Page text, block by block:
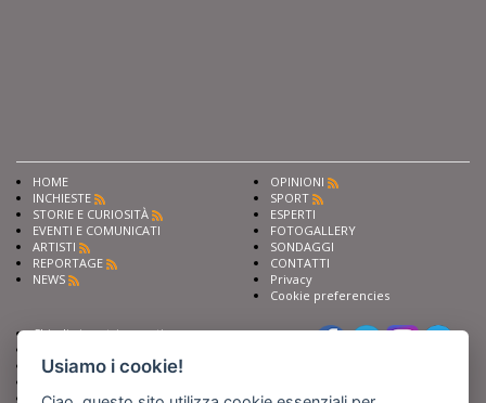
HOME
INCHIESTE
STORIE E CURIOSITÀ
EVENTI E COMUNICATI
ARTISTI
REPORTAGE
NEWS
OPINIONI
SPORT
ESPERTI
FOTOGALLERY
SONDAGGI
CONTATTI
Privacy
Cookie preferencies
Chiedi ai nostri esperti
Fai pubblicità con noi
Iscriviti al nostro corso di
Usiamo i cookie!